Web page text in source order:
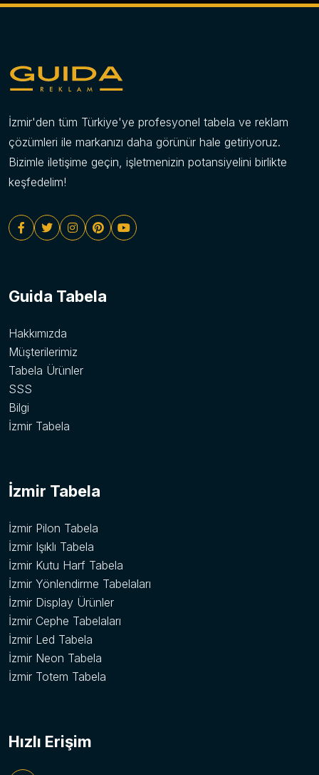
İzmir'den tüm Türkiye'ye profesyonel tabela ve reklam
çözümleri ile markanızı daha görünür hale getiriyoruz.
Bizimle iletişime geçin, işletmenizin potansiyelini birlikte
keşfedelim!
Guida Tabela
Hakkımızda
Müşterilerimiz
Tabela Ürünler
SSS
Bilgi
İzmir Tabela
İzmir Tabela
İzmir Pilon Tabela
İzmir Işıklı Tabela
İzmir Kutu Harf Tabela
İzmir Yönlendirme Tabelaları
İzmir Display Ürünler
İzmir Cephe Tabelaları
İzmir Led Tabela
İzmir Neon Tabela
İzmir Totem Tabela
Hızlı Erişim